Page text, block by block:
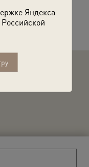
Яндекса
фото